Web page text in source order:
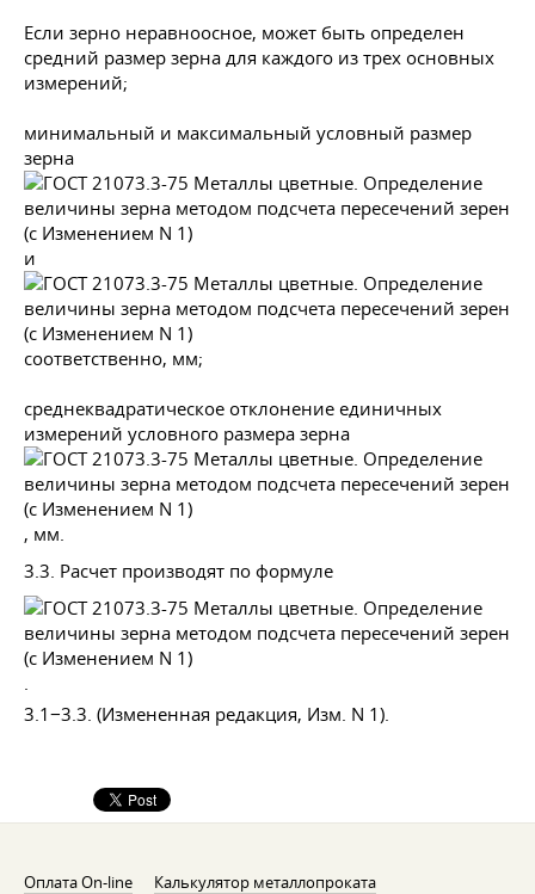
Если зерно неравноосное, может быть определен
средний размер зерна для каждого из трех основных
измерений;
минимальный и максимальный условный размер
зерна
и
соответственно, мм;
среднеквадратическое отклонение единичных
измерений условного размера зерна
, мм.
3.3. Расчет производят по формуле
.
3.1−3.3. (Измененная редакция, Изм. N 1).
Оплата On-line Калькулятор металлопроката